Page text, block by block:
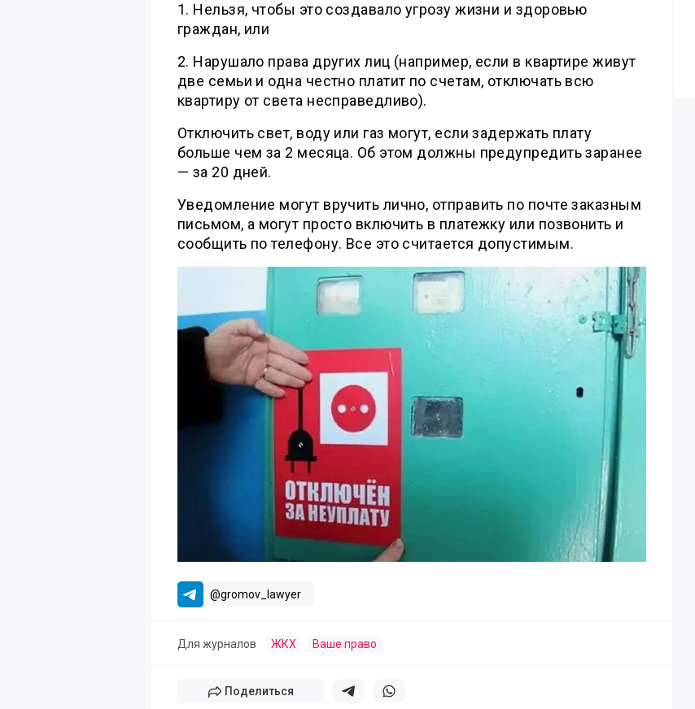
1. Нельзя, чтобы это создавало угрозу жизни и здоровью
граждан, или
2. Нарушало права других лиц (например, если в квартире живут
две семьи и одна честно платит по счетам, отключать всю
квартиру от света несправедливо).
Отключить свет, воду или газ могут, если задержать плату
больше чем за 2 месяца. Об этом должны предупредить заранее
— за 20 дней.
Уведомление могут вручить лично, отправить по почте заказным
письмом, а могут просто включить в платежку или позвонить и
сообщить по телефону. Все это считается допустимым.
@gromov_lawyer
Для журналов ЖКХ Ваше право
Поделиться Поделиться в телеграм
Поделиться в whatsapp